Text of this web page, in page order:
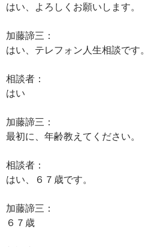
はい、よろしくお願いします。
加藤諦三：
はい、テレフォン人生相談です。
相談者：
はい
加藤諦三：
最初に、年齢教えてください。
相談者：
はい、６７歳です。
加藤諦三：
６７歳